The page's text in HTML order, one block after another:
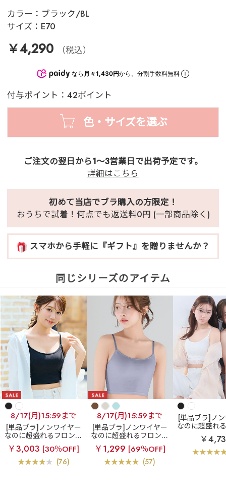
カラー： ブラック/BL
サイズ： E70
￥4,290 （税込）
なら 月々1,430円から。分割手数料無料
付与ポイント：42ポイント
色・サイズを選ぶ
ご注文の翌日から1～3営業日で出荷予定です。
詳細はこちら
初めて当店でブラ購入の方限定！
おうちで試着！何点でも返送料0円 (一部商品除く)
スマホから手軽に『ギフト』を贈りませんか？
同じシリーズのアイテム
8/17(月)15:59まで
[単品ブラ]ノンワイヤー
なのに超盛れるフロント
ホックブラ
フロントホ
ック ブラトップ ノンワ
イヤー 超盛ブラ(R) 単品
ブラジャー
￥3,003 [30％OFF]
(76)
8/17(月)15:59まで
[単品ブラ]ノンワイヤー
なのに超盛れるフロント
ホックブラ
フロントホ
ック ブラトップ ノンワ
イヤー 超盛ブラ(R) 単品
ブラジャー
￥1,299 [69％OFF]
(57)
[単品ブラ]ノ
なのに超盛れ
ホックブラ
ントホック
ノンワイヤ
(R) 単品ブ
￥